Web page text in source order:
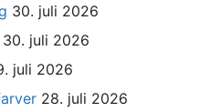
30. juli 2026
30. juli 2026
juli 2026
28. juli 2026